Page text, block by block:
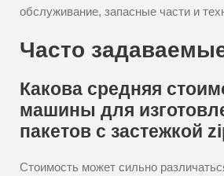
обслуживание, запасные части и
Часто
Какова средняя
машины для
пакетов с застежкой
Стоимость может сильно